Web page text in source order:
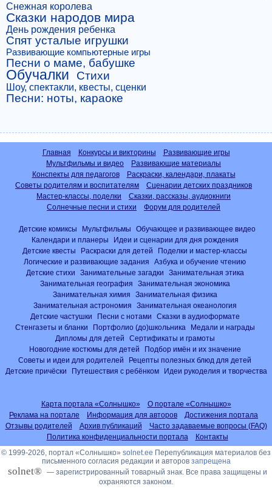
Снежная королева
Сказки народов мира
День рождения ребенка
Спят усталые игрушки
Развивающие компьютерные игры
Песни о маме, бабушке
Обучалки Стихи
Шоу, спектакли, квесты, сценки
Песни: ноты, караоке
Главная Конкурсы и викторины
Развивающие игры
Мультфильмы и видео
Развивающие материалы
Конспекты для педагогов
Раскраски, календари, плакаты
Советы родителям и воспитателям
Сценарии детских праздников
Мастер-классы, поделки
Сказки, рассказы, аудиокниги
Солнечные песни и стихи
Форум для родителей
Детские комиксы Мультфильмы
Обучающее и развивающее видео
Календари и планеры
Идеи и сценарии для дня рождения
Детские квесты
Раскраски для детей
Поделки и мастер-классы
Логические и развивающие задания
Азбука и обучение чтению
Детские стихи
Занимательные загадки
Занимательная этика
Занимательная география
Занимательная экономика
Занимательная химия
Занимательная физика
Занимательная астрономия
Занимательная океанология
Детские частушки
Песни с нотами
Сказки в аудиоформате
Стенгазеты и бланки
Портфолио (до)школьника
Медали и награды
Дипломы для детей
Сертификаты и грамоты
Новогодние костюмы для детей
Подбор имён и их значение
Советы и идеи для родителей
Рецепты полезных блюд для детей
Детские причёски
Путешествия с ребёнком Идеи рукоделия и творчества
Карта портала «Солнышко»
О портале «Солнышко»
Реклама на портале
Информация для авторов
Достижения портала
Отзывы родителей
Архив публикаций
Часто задаваемые вопросы (FAQ)
Политика конфиденциальности портала
Контакты
© 1999-2026, портал «Солнышко» solnet.ee Перепубликация материалов без
письменного согласия редакции и авторов запрещена
solnet® — зарегистрированный товарный знак. Все права защищены и
охраняются законом.